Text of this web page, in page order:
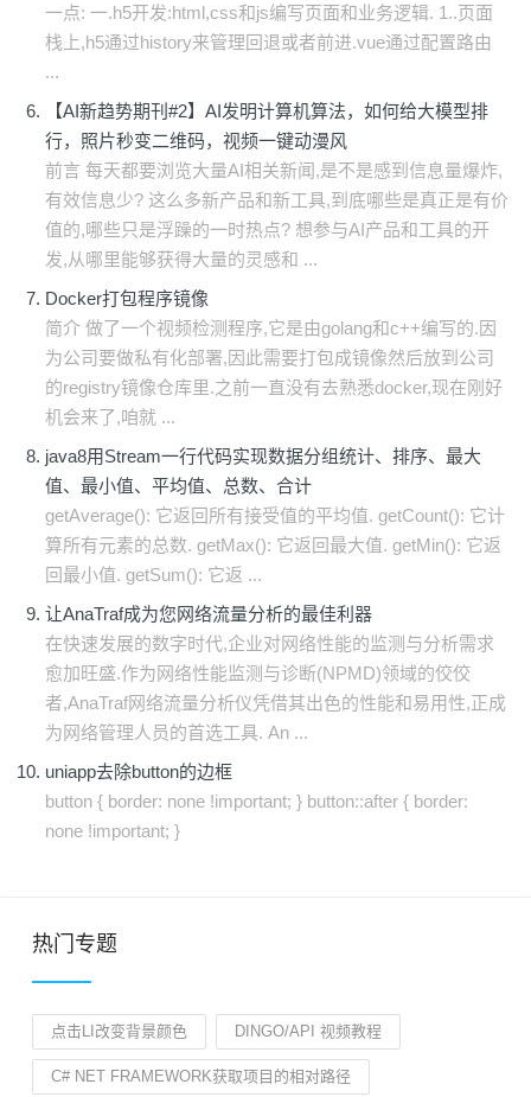
一点: 一.h5开发:html,css和js编写页面和业务逻辑. 1..页面
栈上,h5通过history来管理回退或者前进.vue通过配置路由
...
【AI新趋势期刊#2】AI发明计算机算法，如何给大模型排
行，照片秒变二维码，视频一键动漫风
前言 每天都要浏览大量AI相关新闻,是不是感到信息量爆炸,
有效信息少? 这么多新产品和新工具,到底哪些是真正是有价
值的,哪些只是浮躁的一时热点? 想参与AI产品和工具的开
发,从哪里能够获得大量的灵感和 ...
Docker打包程序镜像
简介 做了一个视频检测程序,它是由golang和c++编写的.因
为公司要做私有化部署,因此需要打包成镜像然后放到公司
的registry镜像仓库里.之前一直没有去熟悉docker,现在刚好
机会来了,咱就 ...
java8用Stream一行代码实现数据分组统计、排序、最大
值、最小值、平均值、总数、合计
getAverage(): 它返回所有接受值的平均值. getCount(): 它计
算所有元素的总数. getMax(): 它返回最大值. getMin(): 它返
回最小值. getSum(): 它返 ...
让AnaTraf成为您网络流量分析的最佳利器
在快速发展的数字时代,企业对网络性能的监测与分析需求
愈加旺盛.作为网络性能监测与诊断(NPMD)领域的佼佼
者,AnaTraf网络流量分析仪凭借其出色的性能和易用性,正成
为网络管理人员的首选工具. An ...
uniapp去除button的边框
button { border: none !important; } button::after { border:
none !important; }
热门专题
点击LI改变背景颜色 DINGO/API 视频教程
C# NET FRAMEWORK获取项目的相对路径